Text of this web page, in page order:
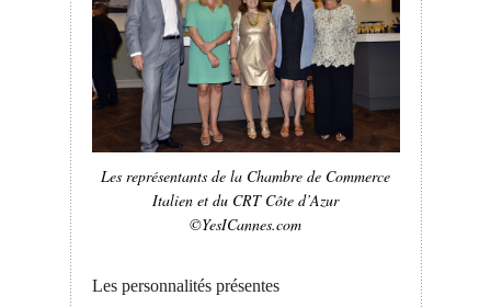
Les représentants de la Chambre de Commerce
Italien et du CRT Côte d’Azur
©YesICannes.com
Les personnalités présentes